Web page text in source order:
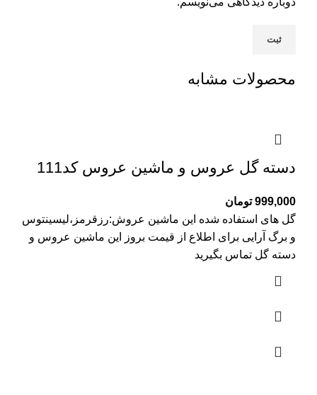
محصولات مشابه
دسته گل عروس و ماشین عروس کد111
999,000 تومان
گل های استفاده شده این ماشین عروش:رزقرمز،لیسینتوس
و برگ آرایی برای اطلاع از قیمت بروز این ماشین عروس و
دسته گل تماس بگیرید